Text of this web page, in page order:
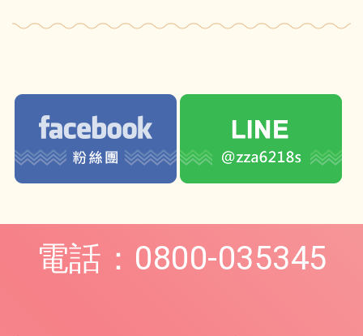
電話：0800-035345